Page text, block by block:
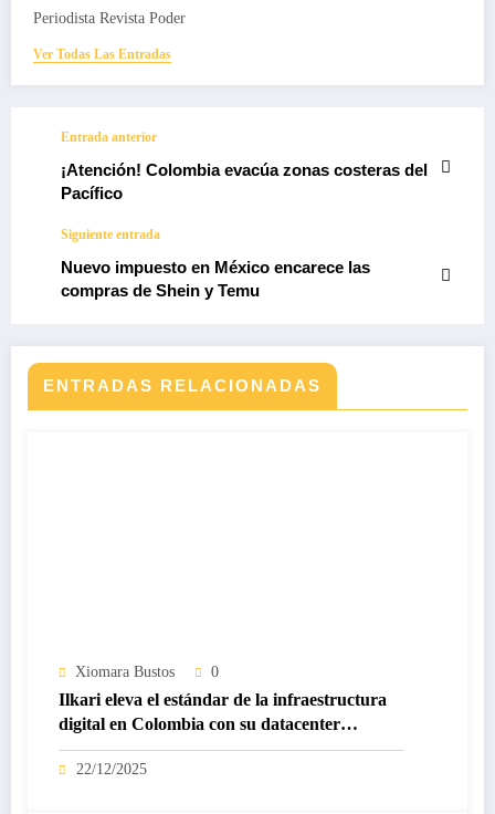
Periodista Revista Poder
Ver Todas Las Entradas
Entrada anterior
¡Atención! Colombia evacúa zonas costeras del
Pacífico
Siguiente entrada
Nuevo impuesto en México encarece las
compras de Shein y Temu
ENTRADAS RELACIONADAS
Xiomara Bustos 0
Ilkari eleva el estándar de la infraestructura
digital en Colombia con su datacenter
certificado Nivel IV de ICREA
22/12/2025